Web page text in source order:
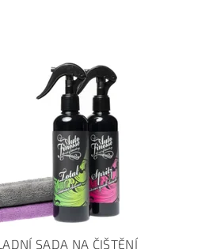
SADA NA ČIŠTĚNÍ